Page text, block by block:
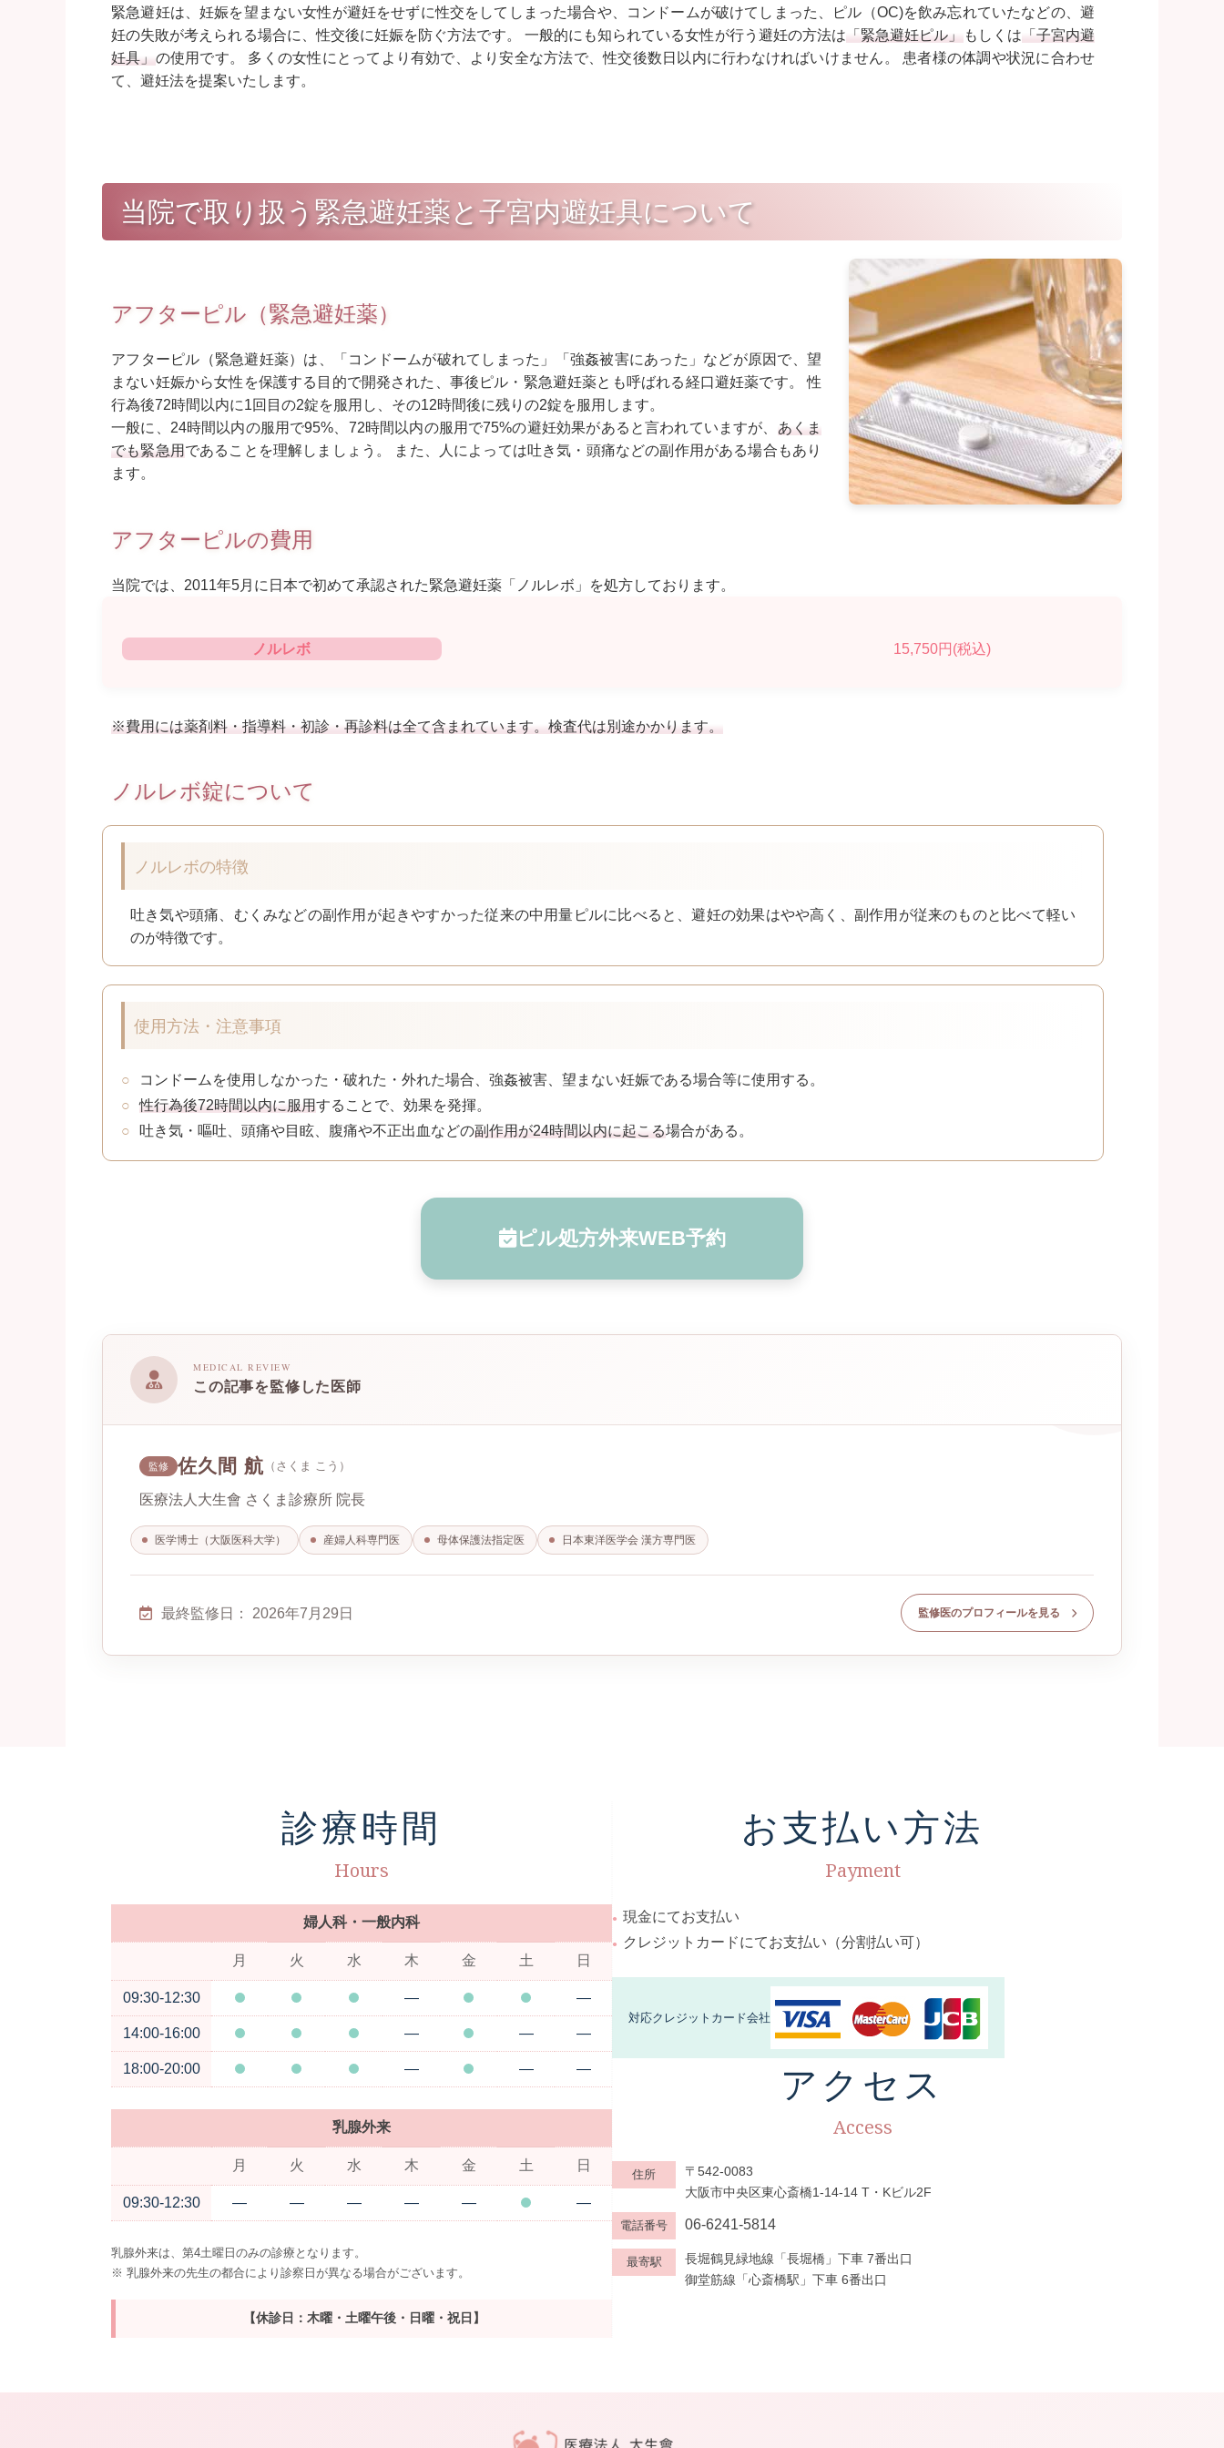
緊急避妊は、妊娠を望まない女性が避妊をせずに性交をしてしまった場合や、コンドームが破けてしまった、ピル（OC)を飲み忘れていたなどの、避
妊の失敗が考えられる場合に、性交後に妊娠を防ぐ方法です。 一般的にも知られている女性が行う避妊の方法は 「緊急避妊ピル」 もしくは 「子宮内避
妊具」 の使用です。 多くの女性にとってより有効で、より安全な方法で、性交後数日以内に行わなければいけません。 患者様の体調や状況に合わせ
て、避妊法を提案いたします。
当院で取り扱う緊急避妊薬と子宮内避妊具について
アフターピル（緊急避妊薬）
アフターピル（緊急避妊薬）は、「コンドームが破れてしまった」「強姦被害にあった」などが原因で、望
まない妊娠から女性を保護する目的で開発された、事後ピル・緊急避妊薬とも呼ばれる経口避妊薬です。 性
行為後72時間以内に1回目の2錠を服用し、その12時間後に残りの2錠を服用します。
一般に、24時間以内の服用で95%、72時間以内の服用で75%の避妊効果があると言われていますが、 あくま
でも緊急用 であることを理解しましょう。 また、人によっては吐き気・頭痛などの副作用がある場合もあり
ます。
アフターピルの費用
当院では、2011年5月に日本で初めて承認された緊急避妊薬「ノルレボ」を処方しております。
ノルレボ 15,750円(税込)
※費用には薬剤料・指導料・初診・再診料は全て含まれています。検査代は別途かかります。
ノルレボ錠について
ノルレボの特徴
吐き気や頭痛、むくみなどの副作用が起きやすかった従来の中用量ピルに比べると、避妊の効果はやや高く、副作用が従来のものと比べて軽い
のが特徴です。
使用方法・注意事項
コンドームを使用しなかった・破れた・外れた場合、強姦被害、望まない妊娠である場合等に使用する。
性行為後72時間以内に服用することで、効果を発揮。
吐き気・嘔吐、頭痛や目眩、腹痛や不正出血などの副作用が24時間以内に起こる場合がある。
ピル処方外来WEB予約
MEDICAL REVIEW
この記事を監修した医師
監修 佐久間 航 （さくま こう）
医療法人大生會 さくま診療所 院長
医学博士（大阪医科大学） 産婦人科専門医 母体保護法指定医 日本東洋医学会 漢方専門医
最終監修日： 2026年7月29日 監修医のプロフィールを見る
診療時間
Hours
婦人科・一般内科
月 火 水 木 金 土 日
09:30-12:30 ― ―
14:00-16:00 ― ― ―
18:00-20:00 ― ― ―
乳腺外来
月 火 水 木 金 土 日
09:30-12:30 ― ― ― ― ― ―
乳腺外来は、第4土曜日のみの診療となります。
※ 乳腺外来の先生の都合により診察日が異なる場合がございます。
【休診日：木曜・土曜午後・日曜・祝日】
お支払い方法
Payment
現金にてお支払い
クレジットカードにてお支払い（分割払い可）
対応クレジットカード会社
アクセス
Access
住所
〒542-0083
大阪市中央区東心斎橋1-14-14 T・Kビル2F
電話番号 06-6241-5814
最寄駅
長堀鶴見緑地線「長堀橋」下車 7番出口
御堂筋線「心斎橋駅」下車 6番出口